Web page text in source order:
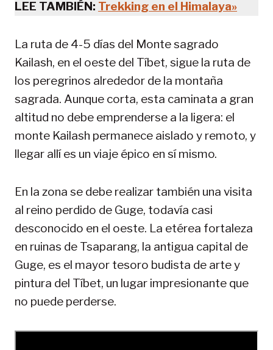
LEE TAMBIÉN: Trekking en el Himalaya»
La ruta de 4-5 días del Monte sagrado
Kailash, en el oeste del Tíbet, sigue la ruta de
los peregrinos alrededor de la montaña
sagrada. Aunque corta, esta caminata a gran
altitud no debe emprenderse a la ligera: el
monte Kailash permanece aislado y remoto, y
llegar allí es un viaje épico en sí mismo.
En la zona se debe realizar también una visita
al reino perdido de Guge, todavía casi
desconocido en el oeste. La etérea fortaleza
en ruinas de Tsaparang, la antigua capital de
Guge, es el mayor tesoro budista de arte y
pintura del Tíbet, un lugar impresionante que
no puede perderse.